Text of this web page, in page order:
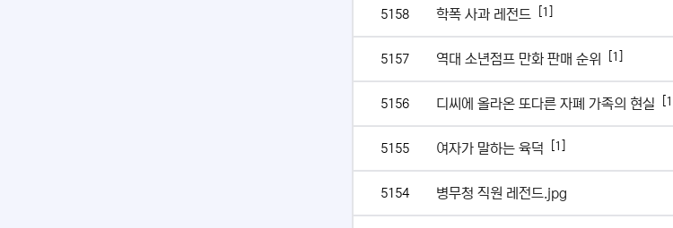
5158 학폭 사과 레전드 [1]
5157 역대 소년점프 만화 판매 순위 [1]
5156 디씨에 올라온 또다른 자폐 가족의 현실 [1]
5155 여자가 말하는 육덕 [1]
5154 병무청 직원 레전드.jpg